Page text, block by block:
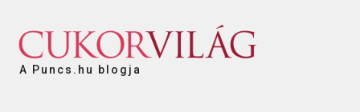
A Puncs.hu blogja